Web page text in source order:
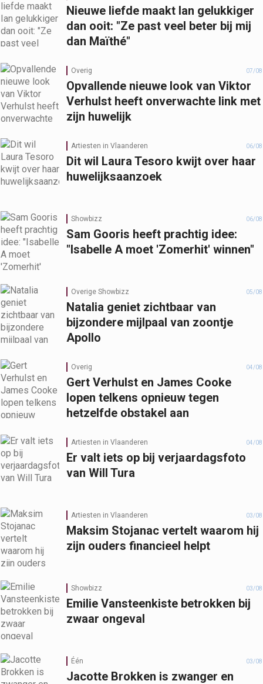
Nieuwe liefde maakt Ian gelukkiger
dan ooit: "Ze past veel beter bij mij
dan Maïthé"
Overig 07/08
Opvallende nieuwe look van Viktor
Verhulst heeft onverwachte link met
zijn huwelijk
Artiesten in Vlaanderen 06/08
Dit wil Laura Tesoro kwijt over haar
huwelijksaanzoek
Showbizz 06/08
Sam Gooris heeft prachtig idee:
"Isabelle A moet 'Zomerhit' winnen"
Overige Showbizz 05/08
Natalia geniet zichtbaar van
bijzondere mijlpaal van zoontje
Apollo
Overig 04/08
Gert Verhulst en James Cooke
lopen telkens opnieuw tegen
hetzelfde obstakel aan
Artiesten in Vlaanderen 04/08
Er valt iets op bij verjaardagsfoto
van Will Tura
Artiesten in Vlaanderen 03/08
Maksim Stojanac vertelt waarom hij
zijn ouders financieel helpt
Showbizz 03/08
Emilie Vansteenkiste betrokken bij
zwaar ongeval
Één 03/08
Jacotte Brokken is zwanger en